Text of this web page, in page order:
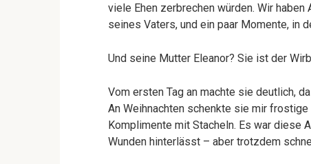
viele Ehen zerbrechen würden. Wir
seines Vaters, und ein paar Momente, in
Und seine Mutter Eleanor? Sie ist der
Vom ersten Tag an machte sie deutlich,
An Weihnachten schenkte sie mir
Komplimente mit Stacheln. Es war diese
Wunden hinterlässt – aber trotzdem